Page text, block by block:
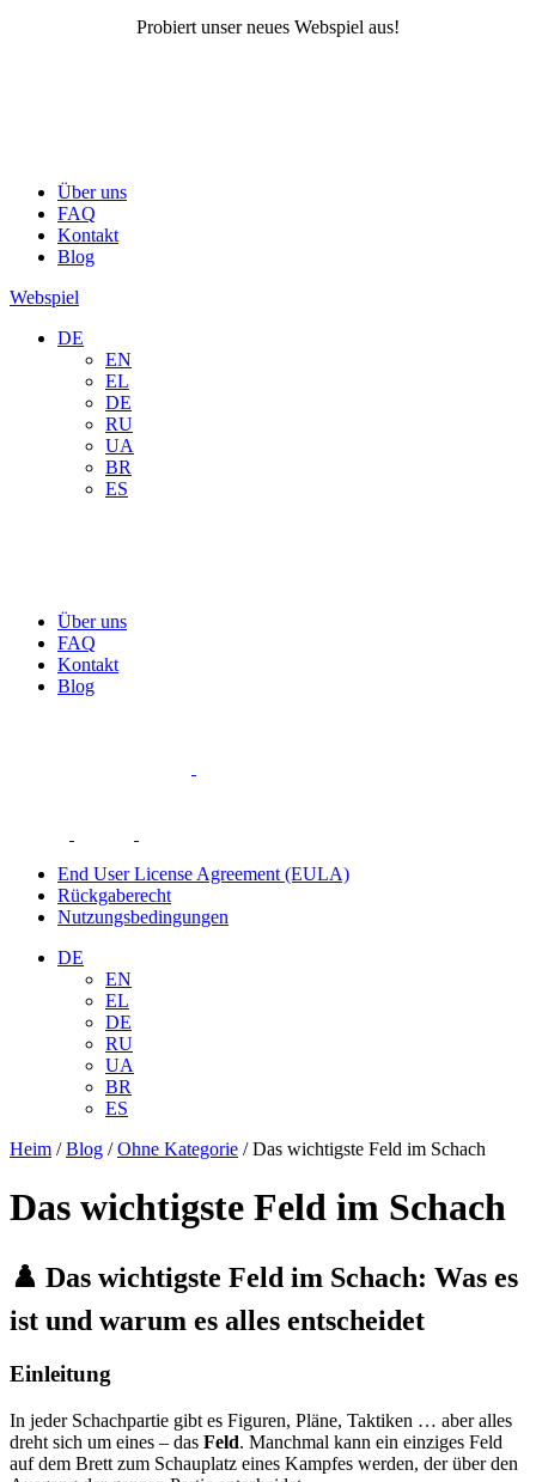
Probiert unser neues Webspiel aus!
Über uns
FAQ
Kontakt
Blog
Webspiel
DE
EN
EL
DE
RU
UA
BR
ES
Über uns
FAQ
Kontakt
Blog
End User License Agreement (EULA)
Rückgaberecht
Nutzungsbedingungen
DE
EN
EL
DE
RU
UA
BR
ES
Heim /Blog /Ohne Kategorie /Das wichtigste Feld im Schach
Das wichtigste Feld im Schach
♟️ Das wichtigste Feld im Schach: Was es
ist und warum es alles entscheidet
Einleitung
In jeder Schachpartie gibt es Figuren, Pläne, Taktiken … aber alles
dreht sich um eines – das Feld. Manchmal kann ein einziges Feld
auf dem Brett zum Schauplatz eines Kampfes werden, der über den